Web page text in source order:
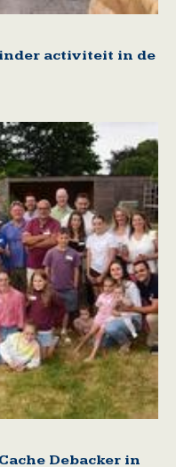
activiteit in de
Debacker in